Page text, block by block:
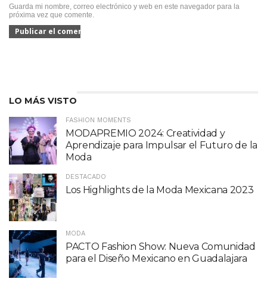
Guarda mi nombre, correo electrónico y web en este navegador para la
próxima vez que comente.
LO MÁS VISTO
FASHION MOMENTS
MODAPREMIO 2024: Creatividad y
Aprendizaje para Impulsar el Futuro de la
Moda
DESTACADO
Los Highlights de la Moda Mexicana 2023
MODA
PACTO Fashion Show: Nueva Comunidad
para el Diseño Mexicano en Guadalajara